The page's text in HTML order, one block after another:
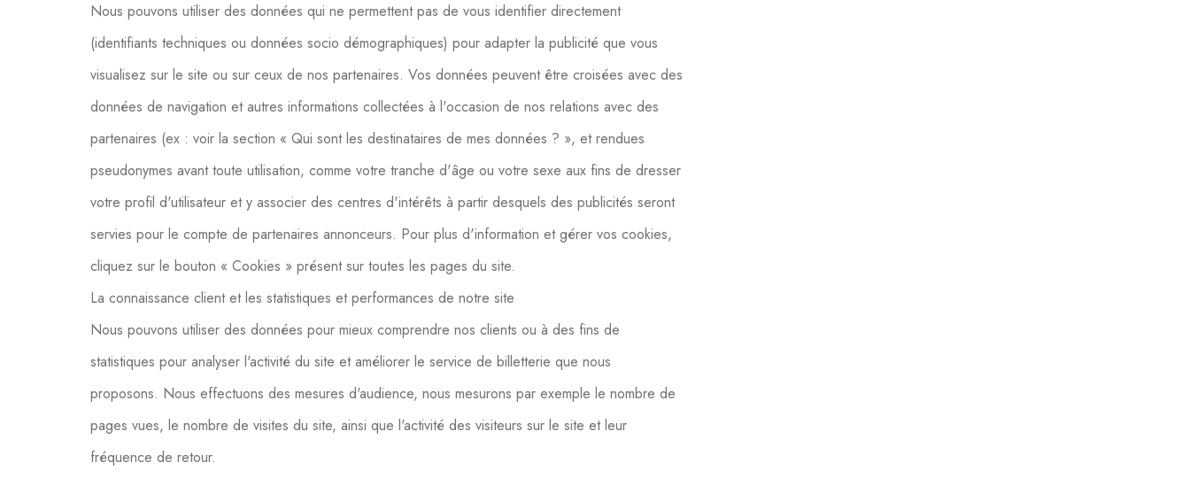
Nous pouvons utiliser des données qui ne permettent pas de vous identifier directement
(identifiants techniques ou données socio démographiques) pour adapter la publicité que vous
visualisez sur le site ou sur ceux de nos partenaires. Vos données peuvent être croisées avec des
données de navigation et autres informations collectées à l'occasion de nos relations avec des
partenaires (ex : voir la section « Qui sont les destinataires de mes données ? », et rendues
pseudonymes avant toute utilisation, comme votre tranche d'âge ou votre sexe aux fins de dresser
votre profil d'utilisateur et y associer des centres d'intérêts à partir desquels des publicités seront
servies pour le compte de partenaires annonceurs. Pour plus d'information et gérer vos cookies,
cliquez sur le bouton « Cookies » présent sur toutes les pages du site.
La connaissance client et les statistiques et performances de notre site
Nous pouvons utiliser des données pour mieux comprendre nos clients ou à des fins de
statistiques pour analyser l'activité du site et améliorer le service de billetterie que nous
proposons. Nous effectuons des mesures d'audience, nous mesurons par exemple le nombre de
pages vues, le nombre de visites du site, ainsi que l'activité des visiteurs sur le site et leur
fréquence de retour.